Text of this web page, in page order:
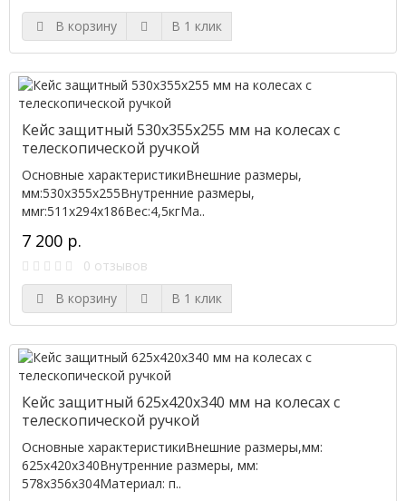
В корзину
В 1 клик
Кейс защитный 530х355х255 мм на колесах с
телескопической ручкой
Основные характеристикиВнешние размеры,
мм:530х355х255Внутренние размеры,
ммr:511x294x186Вес:4,5кгМа..
7 200 р.
0 отзывов
В корзину
В 1 клик
Кейс защитный 625х420х340 мм на колесах с
телескопической ручкой
Основные характеристикиВнешние размеры,мм:
625х420х340Внутренние размеры, мм:
578x356x304Материал: п..